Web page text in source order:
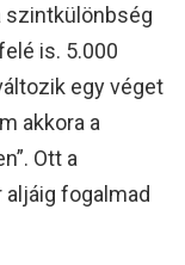
szintkülönbség
is. 5.000
egy véget
akkora a
Ott a
fogalmad